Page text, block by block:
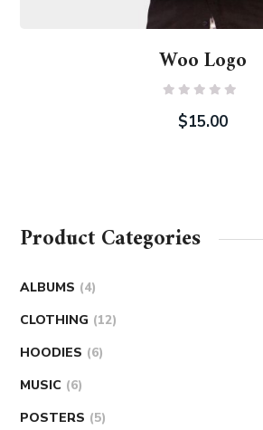
Woo Logo
out$15.00
Product Categories
ALBUMS
4
CLOTHING
12
HOODIES
6
MUSIC
6
POSTERS
5